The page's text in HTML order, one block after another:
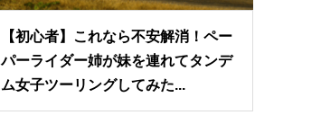
【初心者】これなら不安解消！ペー
パーライダー姉が妹を連れてタンデ
ム女子ツーリングしてみた...